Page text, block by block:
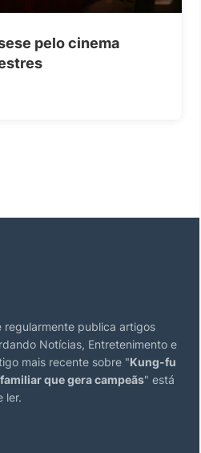
pelo cinema
regularmente publica artigos
Notícias, Entretenimento e
mais recente sobre "Kung-fu
que gera campeãs" está
ler.